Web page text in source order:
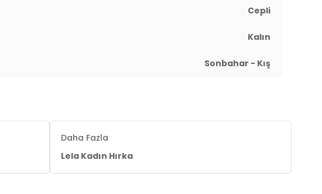
Cepli
Kalın
Sonbahar - Kış
Daha Fazla
Lela Kadın Hırka